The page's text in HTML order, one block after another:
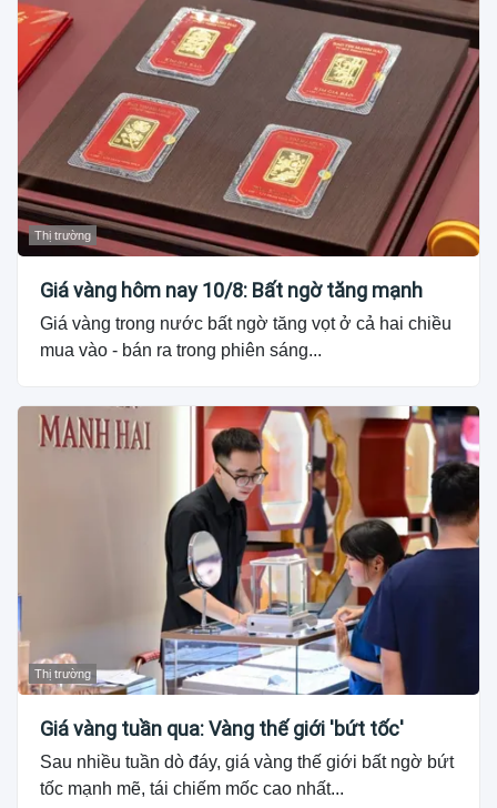
Thị trường
Giá vàng hôm nay 10/8: Bất ngờ tăng mạnh
Giá vàng trong nước bất ngờ tăng vọt ở cả hai chiều
mua vào - bán ra trong phiên sáng...
Thị trường
Giá vàng tuần qua: Vàng thế giới 'bứt tốc'
Sau nhiều tuần dò đáy, giá vàng thế giới bất ngờ bứt
tốc mạnh mẽ, tái chiếm mốc cao nhất...